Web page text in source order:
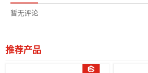
暂无评论
推荐产品